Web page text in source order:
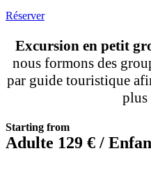
Réserver
Excursion en petit
nous formons des
par guide touristique
Starting from
Adulte 129 € /